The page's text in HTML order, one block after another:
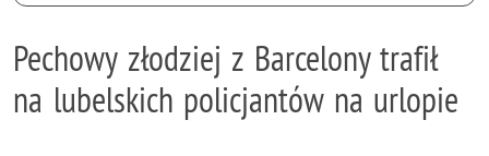
Pechowy złodziej z Barcelony trafił
na lubelskich policjantów na urlopie